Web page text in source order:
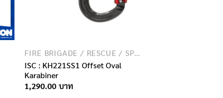
FIRE BRIGADE / RESCUE / SPECIAL FORCES
ISC : KH221SS1 Offset Oval
Karabiner
1,290.00